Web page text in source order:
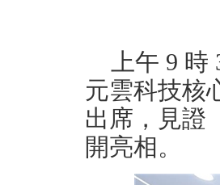
上午 9
元雲科技核
出席，見證
開亮相。